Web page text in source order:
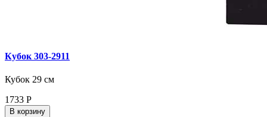
Кубок 303‑2911
Кубок 29 см
1733 Р
В корзину